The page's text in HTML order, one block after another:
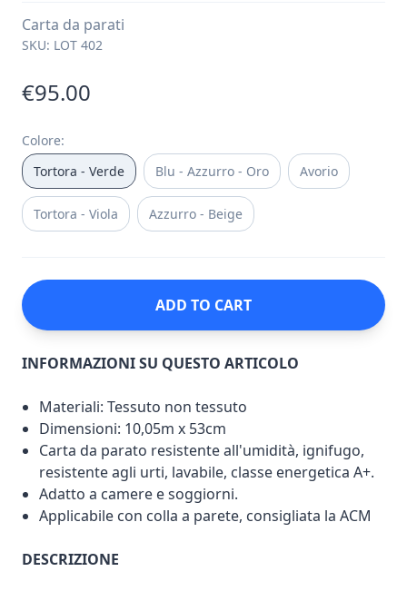
Carta da parati
SKU: LOT 402
€95.00
Colore:
Tortora - Verde
Blu - Azzurro - Oro Avorio
Tortora - Viola Azzurro - Beige
ADD TO CART
INFORMAZIONI SU QUESTO ARTICOLO
Materiali: Tessuto non tessuto
Dimensioni: 10,05m x 53cm
Carta da parato resistente all'umidità, ignifugo,
resistente agli urti, lavabile, classe energetica A+.
Adatto a camere e soggiorni.
Applicabile con colla a parete, consigliata la ACM
DESCRIZIONE